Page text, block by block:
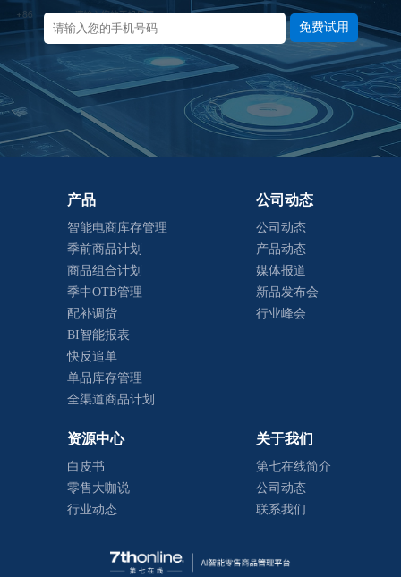
免费试用
产品
智能电商库存管理
季前商品计划
商品组合计划
季中OTB管理
配补调货
BI智能报表
快反追单
单品库存管理
全渠道商品计划
公司动态
公司动态
产品动态
媒体报道
新品发布会
行业峰会
资源中心
白皮书
零售大咖说
行业动态
关于我们
第七在线简介
公司动态
联系我们